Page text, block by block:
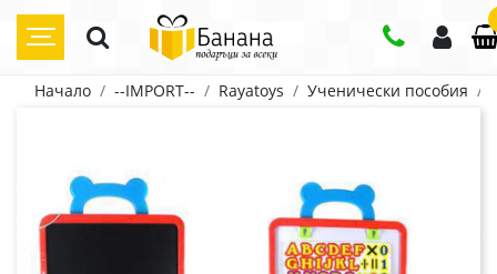
Начало --IMPORT-- Rayatoys Ученически пособия